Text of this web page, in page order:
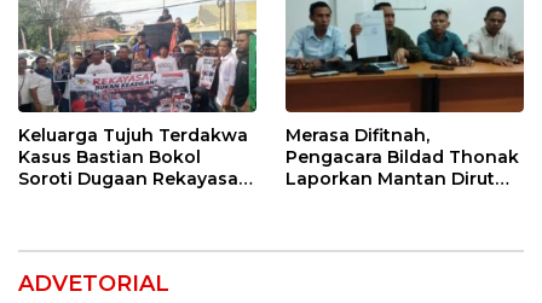
Keluarga Tujuh Terdakwa
Kasus Bastian Bokol
Soroti Dugaan Rekayasa
Merasa Difitnah,
Pengacara Bildad Thonak
Laporkan Mantan Dirut
ADVETORIAL